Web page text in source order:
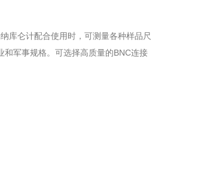
库仑计配合使用时，可测量各种样品尺
军事规格。可选择高质量的BNC连接